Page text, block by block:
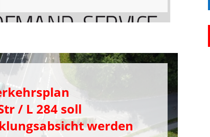
/ L 284 soll
werden